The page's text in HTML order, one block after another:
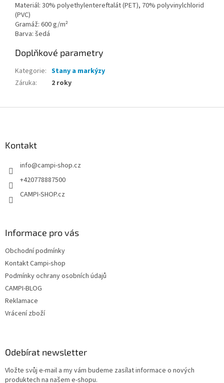
Materiál: 30% polyethylentereftalát (PET), 70% polyvinylchlorid
(PVC)
Gramáž: 600 g/m²
Barva: šedá
Doplňkové parametry
Kategorie: Stany a markýzy
Záruka: 2 roky
Kontakt
info@campi-shop.cz
+420778887500
CAMPI-SHOP.cz
Informace pro vás
Obchodní podmínky
Kontakt Campi-shop
Podmínky ochrany osobních údajů
CAMPI-BLOG
Reklamace
Vrácení zboží
Odebírat newsletter
Vložte svůj e-mail a my vám budeme zasílat informace o nových
produktech na našem e-shopu.